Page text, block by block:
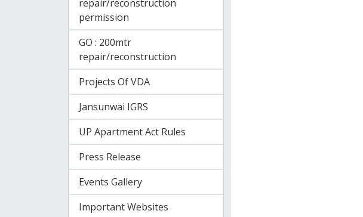
repair/reconstruction
permission
GO : 200mtr
repair/reconstruction
Projects Of VDA
Jansunwai IGRS
UP Apartment Act Rules
Press Release
Events Gallery
Important Websites